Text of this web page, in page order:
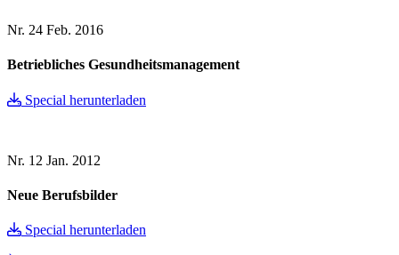
Nr. 24 Feb. 2016
Betriebliches Gesundheitsmanagement
Special herunterladen
Nr. 12 Jan. 2012
Neue Berufsbilder
Special herunterladen